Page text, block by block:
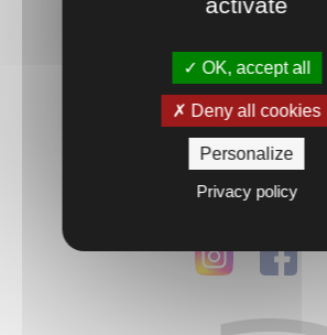
RICHWILLER (68)
Découvrir
Suivez-nous ...
OK, accept all
Deny all cookies
Personalize
Privacy policy